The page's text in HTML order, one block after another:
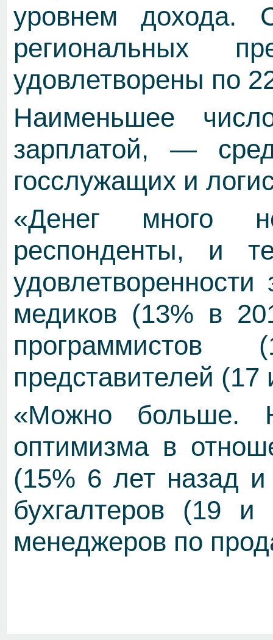
уровнем дохода.
региональных
удовлетворены по
Наименьшее
зарплатой, —
госслужащих и
«Денег много
респонденты, и
медиков (13% в
представителей
«Можно больше.
оптимизма в
(15% 6 лет назад
бухгалтеров (19
менеджеров по